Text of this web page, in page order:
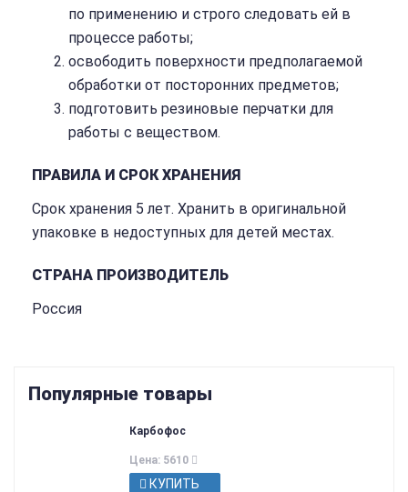
по применению и строго следовать ей в
процессе работы;
освободить поверхности предполагаемой
обработки от посторонних предметов;
подготовить резиновые перчатки для
работы с веществом.
ПРАВИЛА И СРОК ХРАНЕНИЯ
Срок хранения 5 лет. Хранить в оригинальной
упаковке в недоступных для детей местах.
СТРАНА ПРОИЗВОДИТЕЛЬ
Россия
Популярные товары
Карбофос
Цена: 5610
КУПИТЬ